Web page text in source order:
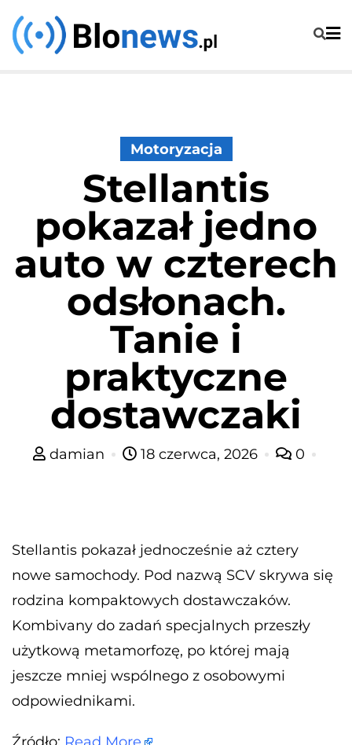
Skip
to
Motoryzacja
Stellantis
pokazał jedno
auto w czterech
odsłonach.
Tanie i
praktyczne
dostawczaki
damian 18 czerwca, 2026 0
Stellantis pokazał jednocześnie aż cztery
nowe samochody. Pod nazwą SCV skrywa się
rodzina kompaktowych dostawczaków.
Kombivany do zadań specjalnych przeszły
użytkową metamorfozę, po której mają
jeszcze mniej wspólnego z osobowymi
odpowiednikami.